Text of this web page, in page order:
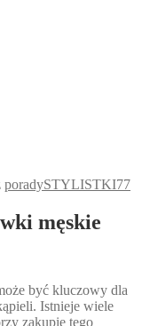
poradySTYLISTKI77
męskie
być kluczowy dla
Istnieje wiele
zakupie tego